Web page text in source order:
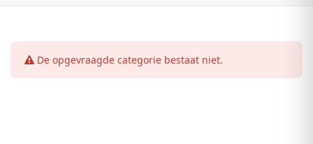
De opgevraagde categorie bestaat niet.